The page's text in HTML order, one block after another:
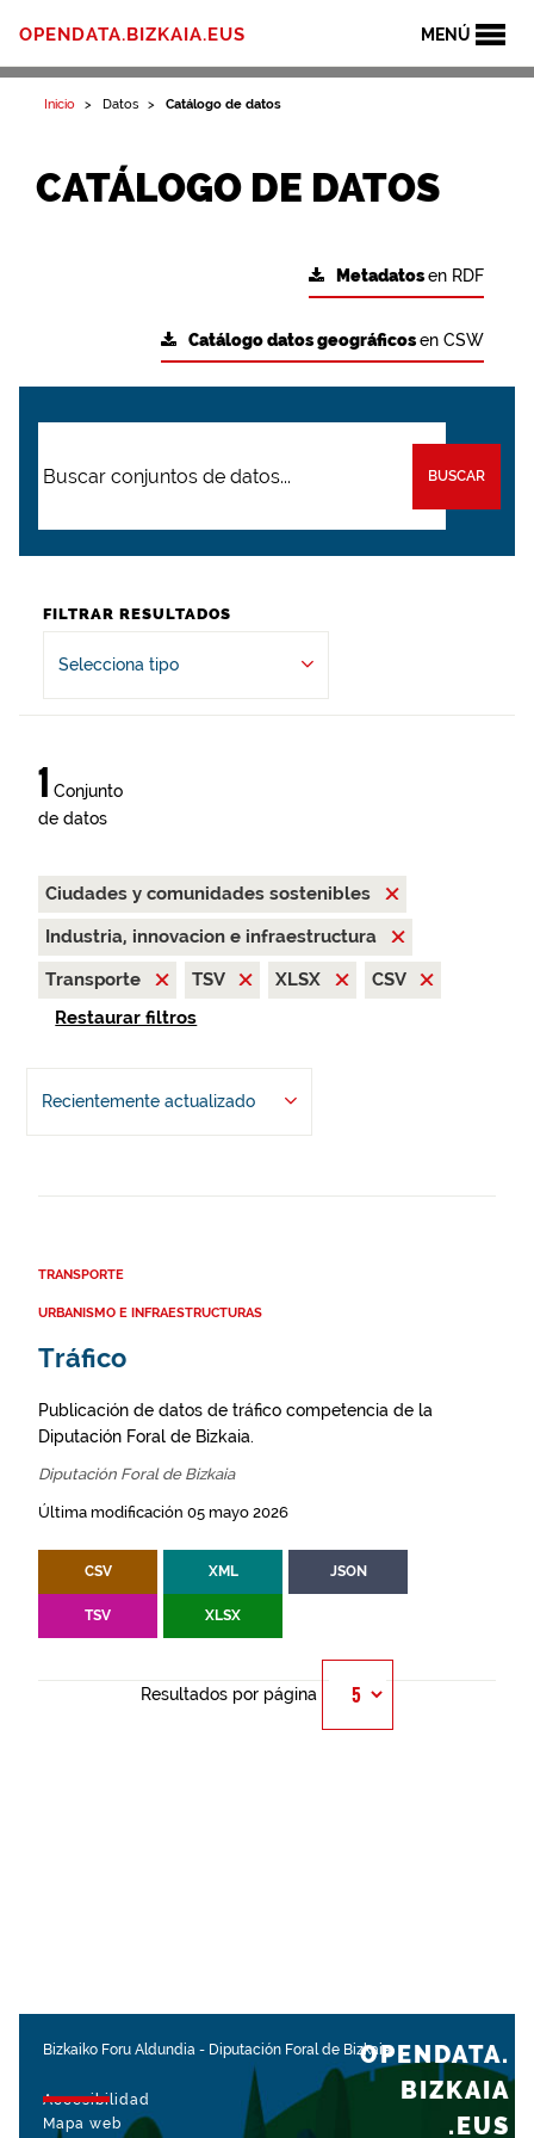
MENÚ
OPENDATA.BIZKAIA.EUS
Inicio Datos Catálogo de datos
CATÁLOGO DE DATOS
Metadatosen RDF
Catálogo datos geográficosen CSW
BUSCAR
FILTRAR RESULTADOS
Selecciona tipo
1 Conjunto
de datos
Ciudades y comunidades sostenibles
Industria, innovacion e infraestructura
Transporte
TSV XLSX
CSV
Restaurar filtros
Recientemente actualizado
TRANSPORTE
URBANISMO E INFRAESTRUCTURAS
Tráfico
Publicación de datos de tráfico competencia de la
Diputación Foral de Bizkaia.
Diputación Foral de Bizkaia
Última modificación 05 mayo 2026
CSV XML JSON
TSV XLSX
Resultados por página
Bizkaiko Foru Aldundia - Diputación Foral de Bizkaia
Accesibilidad
Mapa web
OPENDATA.
BIZKAIA
.EUS